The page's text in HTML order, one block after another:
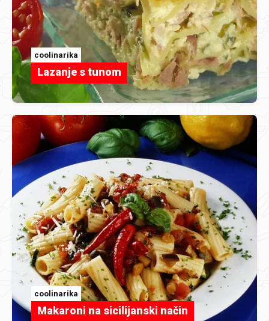
coolinarika
Lazanje s tunom
coolinarika
Makaroni na sicilijanski način